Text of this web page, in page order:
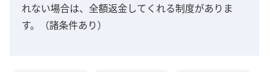
れない場合は、全額返金してくれる制度がありま
す。（諸条件あり）